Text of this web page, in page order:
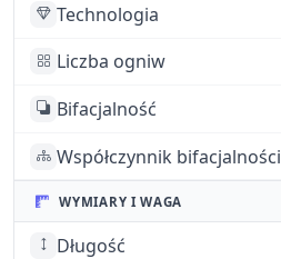
Technologia
Liczba ogniw
Bifacjalność
Współczynnik bifacjalności
WYMIARY I WAGA
Długość